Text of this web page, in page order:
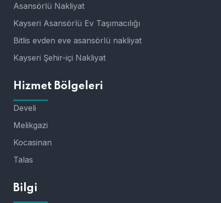
Asansörlü Nakliyat
Kayseri Asansörlü Ev Taşımacılığı
Bitlis evden eve asansörlü nakliyat
Kayseri Şehir-içi Nakliyat
Hizmet Bölgeleri
Develi
Melikgazi
Kocasinan
Talas
Bilgi